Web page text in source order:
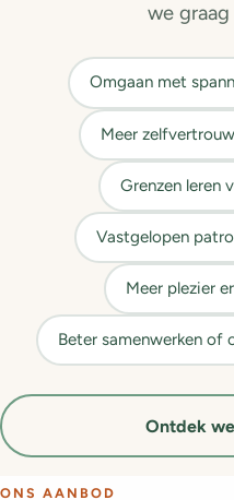
we
Omgaan met
Meer
Grenzen leren
Vastgelopen
Meer plezier
Beter samenwerken of
Ontdek
ONS AANBOD